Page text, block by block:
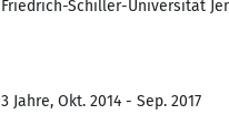
Friedrich-Schiller-Universität
3 Jahre, Okt. 2014 - Sep. 2017